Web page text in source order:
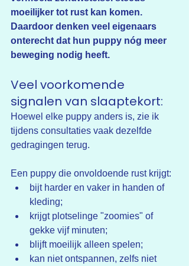
moeilijker tot rust kan komen.
Daardoor denken veel eigenaars
onterecht dat hun puppy nóg meer
beweging nodig heeft.
Veel voorkomende
signalen van slaaptekort:
Hoewel elke puppy anders is, zie ik
tijdens consultaties vaak dezelfde
gedragingen terug.
Een puppy die onvoldoende rust krijgt:
bijt harder en vaker in handen of
kleding;
krijgt plotselinge "zoomies" of
gekke vijf minuten;
blijft moeilijk alleen spelen;
kan niet ontspannen, zelfs niet